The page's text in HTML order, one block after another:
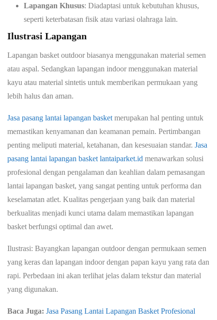
Lapangan Khusus: Diadaptasi untuk kebutuhan khusus,
seperti keterbatasan fisik atau variasi olahraga lain.
Ilustrasi Lapangan
Lapangan basket outdoor biasanya menggunakan material semen
atau aspal. Sedangkan lapangan indoor menggunakan material
kayu atau material sintetis untuk memberikan permukaan yang
lebih halus dan aman.
Jasa pasang lantai lapangan basket merupakan hal penting untuk
memastikan kenyamanan dan keamanan pemain. Pertimbangan
penting meliputi material, ketahanan, dan kesesuaian standar. Jasa
pasang lantai lapangan basket lantaiparket.id menawarkan solusi
profesional dengan pengalaman dan keahlian dalam pemasangan
lantai lapangan basket, yang sangat penting untuk performa dan
keselamatan atlet. Kualitas pengerjaan yang baik dan material
berkualitas menjadi kunci utama dalam memastikan lapangan
basket berfungsi optimal dan awet.
Ilustrasi: Bayangkan lapangan outdoor dengan permukaan semen
yang keras dan lapangan indoor dengan papan kayu yang rata dan
rapi. Perbedaan ini akan terlihat jelas dalam tekstur dan material
yang digunakan.
Baca Juga: Jasa Pasang Lantai Lapangan Basket Profesional